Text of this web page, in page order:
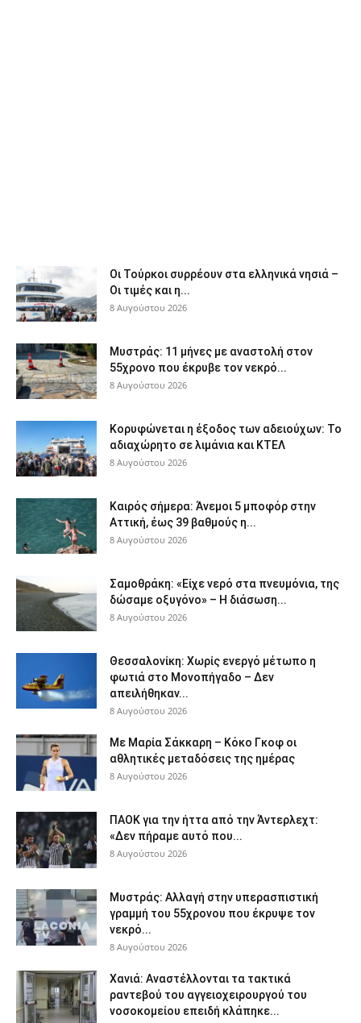
Οι Τούρκοι συρρέουν στα ελληνικά νησιά –
Οι τιμές και η...
8 Αυγούστου 2026
Μυστράς: 11 μήνες με αναστολή στον
55χρονο που έκρυβε τον νεκρό...
8 Αυγούστου 2026
Κορυφώνεται η έξοδος των αδειούχων: Το
αδιαχώρητο σε λιμάνια και ΚΤΕΛ
8 Αυγούστου 2026
Καιρός σήμερα: Άνεμοι 5 μποφόρ στην
Αττική, έως 39 βαθμούς η...
8 Αυγούστου 2026
Σαμοθράκη: «Είχε νερό στα πνευμόνια, της
δώσαμε οξυγόνο» – Η διάσωση...
8 Αυγούστου 2026
Θεσσαλονίκη: Χωρίς ενεργό μέτωπο η
φωτιά στο Μονοπήγαδο – Δεν
απειλήθηκαν...
8 Αυγούστου 2026
Με Μαρία Σάκκαρη – Κόκο Γκοφ οι
αθλητικές μεταδόσεις της ημέρας
8 Αυγούστου 2026
ΠΑΟΚ για την ήττα από την Άντερλεχτ:
«Δεν πήραμε αυτό που...
8 Αυγούστου 2026
Μυστράς: Αλλαγή στην υπερασπιστική
γραμμή του 55χρονου που έκρυψε τον
νεκρό...
8 Αυγούστου 2026
Χανιά: Aναστέλλονται τα τακτικά
ραντεβού του αγγειοχειρουργού του
νοσοκομείου επειδή κλάπηκε...